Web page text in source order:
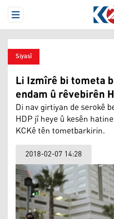
Open Menu
Siyasî
Li Izmîrê bi tometa
endam û rêvebirên
Di nav girtiyan de serokê
HDP jî heye û kesên
KCKê tên tometbarkirin.
2018-02-07 14:28